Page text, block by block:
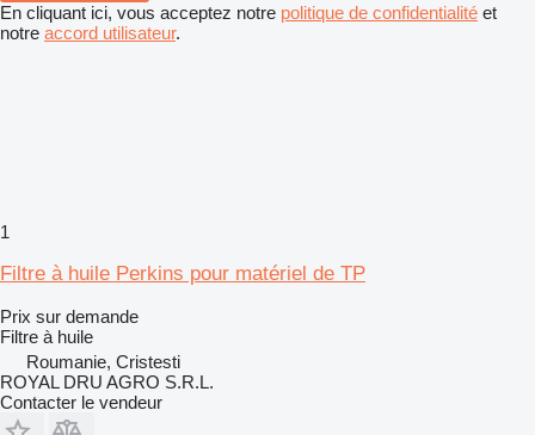
En cliquant ici, vous acceptez notre politique de confidentialité et
notre accord utilisateur.
1
Filtre à huile Perkins pour matériel de TP
Prix sur demande
Filtre à huile
Roumanie, Cristesti
ROYAL DRU AGRO S.R.L.
Contacter le vendeur